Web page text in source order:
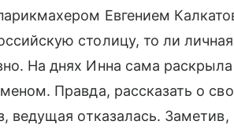
Евгением
столицу, то ли
На днях Инна сама
Правда, рассказать о
отказалась. Заметив,